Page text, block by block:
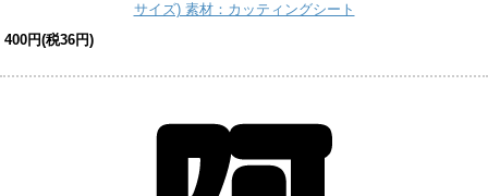
サイズ) 素材：カッティングシート
400円(税36円)